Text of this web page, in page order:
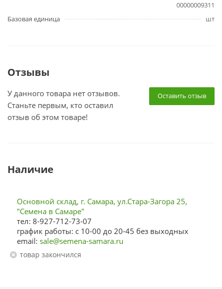
00000009311
Базовая единица
шт
Отзывы
Оставить отзыв
У данного товара нет отзывов.
Станьте первым, кто оставил
отзыв об этом товаре!
Наличие
Основной склад, г. Самара, ул.Стара-Загора 25,
"Семена в Самаре"
тел: 8-927-712-73-07
график работы: с 10-00 до 20-45 без выходных
email: sale@semena-samara.ru
Товар закончился